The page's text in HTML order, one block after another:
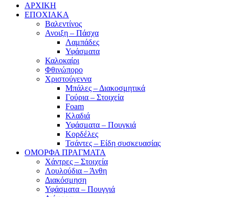
ΑΡΧΙΚΗ
ΕΠΟΧΙΑΚΑ
Βαλεντίνος
Ανοιξη – Πάσχα
Λαμπάδες
Υφάσματα
Καλοκαίρι
Φθινώπορο
Χριστούγεννα
Μπάλες – Διακοσμητικά
Γούρια – Στοιχεία
Foam
Κλαδιά
Υφάσματα – Πουγκιά
Κορδέλες
Τσάντες – Είδη συσκευασίας
ΟΜΟΡΦΑ ΠΡΑΓΜΑΤΑ
Χάντρες – Στοιχεία
Λουλούδια – Άνθη
Διακόσμηση
Υφάσματα – Πουγγιά